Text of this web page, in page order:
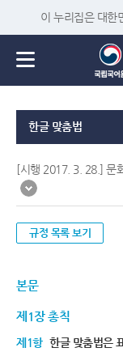
이 누리집은 대한
한글 맞춤법
[시행 2017. 3. 28.] 문
규정 목록 보기
본문
제1장 총칙
제1항 한글 맞춤법은